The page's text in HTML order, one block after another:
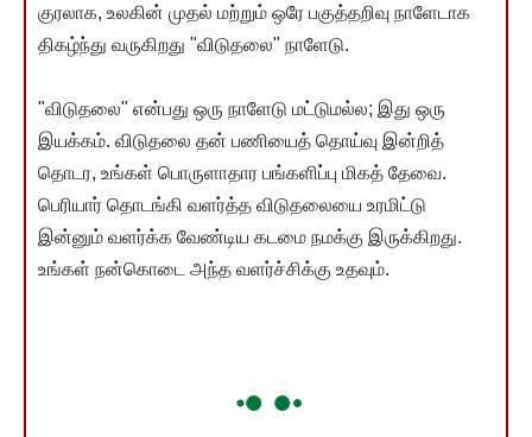
குரலாக, உலகின் முதல் மற்றும் ஒரே பகுத்தறிவு நாளேடாக
திகழ்ந்து வருகிறது "விடுதலை" நாளேடு.
"விடுதலை" என்பது ஒரு நாளேடு மட்டுமல்ல; இது ஒரு
இயக்கம். விடுதலை தன் பணியைத் தொய்வு இன்றித்
தொடர, உங்கள் பொருளாதார பங்களிப்பு மிகத் தேவை.
பெரியார் தொடங்கி வளர்த்த விடுதலையை உரமிட்டு
இன்னும் வளர்க்க வேண்டிய கடமை நமக்கு இருக்கிறது.
உங்கள் நன்கொடை அந்த வளர்ச்சிக்கு உதவும்.